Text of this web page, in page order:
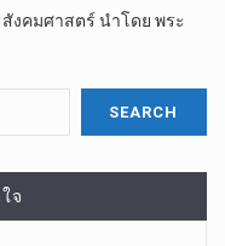
งคมศาสตร์ นำโดย พระ
จ